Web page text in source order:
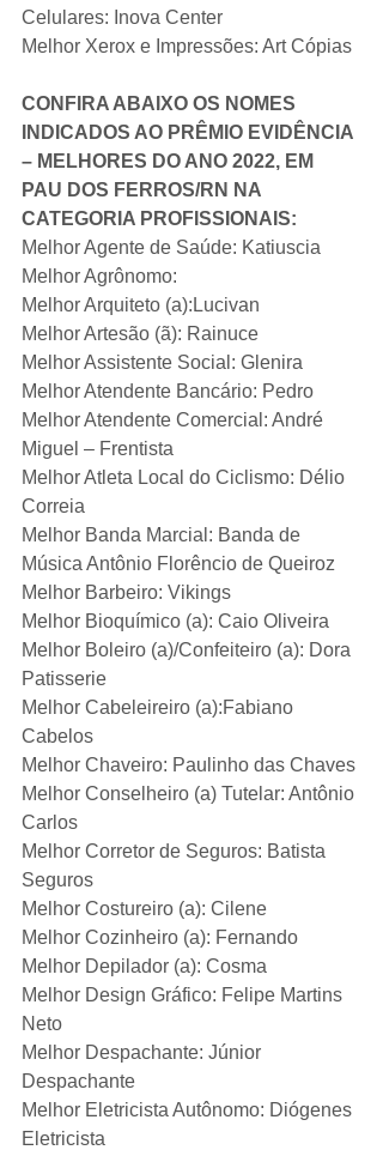
Celulares: Inova Center
Melhor Xerox e Impressões: Art Cópias
CONFIRA ABAIXO OS NOMES
INDICADOS AO PRÊMIO EVIDÊNCIA
– MELHORES DO ANO 2022, EM
PAU DOS FERROS/RN NA
CATEGORIA PROFISSIONAIS:
Melhor Agente de Saúde: Katiuscia
Melhor Agrônomo:
Melhor Arquiteto (a):Lucivan
Melhor Artesão (ã): Rainuce
Melhor Assistente Social: Glenira
Melhor Atendente Bancário: Pedro
Melhor Atendente Comercial: André
Miguel – Frentista
Melhor Atleta Local do Ciclismo: Délio
Correia
Melhor Banda Marcial: Banda de
Música Antônio Florêncio de Queiroz
Melhor Barbeiro: Vikings
Melhor Bioquímico (a): Caio Oliveira
Melhor Boleiro (a)/Confeiteiro (a): Dora
Patisserie
Melhor Cabeleireiro (a):Fabiano
Cabelos
Melhor Chaveiro: Paulinho das Chaves
Melhor Conselheiro (a) Tutelar: Antônio
Carlos
Melhor Corretor de Seguros: Batista
Seguros
Melhor Costureiro (a): Cilene
Melhor Cozinheiro (a): Fernando
Melhor Depilador (a): Cosma
Melhor Design Gráfico: Felipe Martins
Neto
Melhor Despachante: Júnior
Despachante
Melhor Eletricista Autônomo: Diógenes
Eletricista